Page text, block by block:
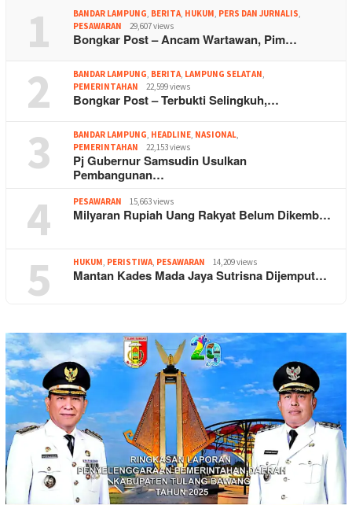
1 BANDAR LAMPUNG, BERITA, HUKUM, PERS DAN JURNALIS,
PESAWARAN
29,607 views
Bongkar Post – Ancam Wartawan, Pim…
2 BANDAR LAMPUNG, BERITA, LAMPUNG SELATAN,
PEMERINTAHAN
22,599 views
Bongkar Post – Terbukti Selingkuh,…
3 BANDAR LAMPUNG, HEADLINE, NASIONAL,
PEMERINTAHAN
22,153 views
Pj Gubernur Samsudin Usulkan
Pembangunan…
4 PESAWARAN 15,663 views
Milyaran Rupiah Uang Rakyat Belum Dikemb…
5 HUKUM, PERISTIWA, PESAWARAN 14,209 views
Mantan Kades Mada Jaya Sutrisna Dijemput…